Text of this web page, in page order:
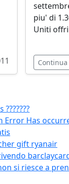
piu' di
Uniti
Error Has
gift ryanair
si riesce a